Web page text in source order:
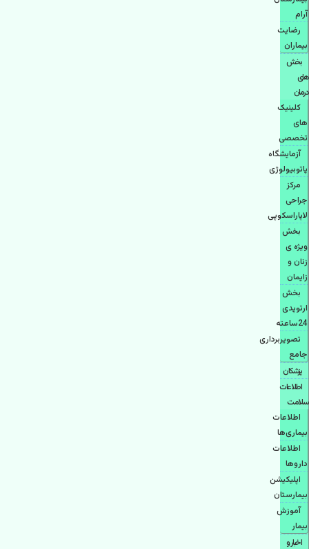
آرام
رضایت
بیماران
بخش
های
درمان
کلینیک
های
تخصصی
آزمایشگاه
پاتوبیولوژی
مرکز
جراحی
لاپاراسکوپی
بخش
ویژه ی
زنان و
زایمان
بخش
ارتوپدی
24ساعته
تصویربرداری
جامع
پزشكان
اطلاعات
سلامت
اطلاعات
بیماری‌ها
اطلاعات
دارو‌ها
اپليكيشن
بيمارستان
آموزش
بیمار
اخبار و